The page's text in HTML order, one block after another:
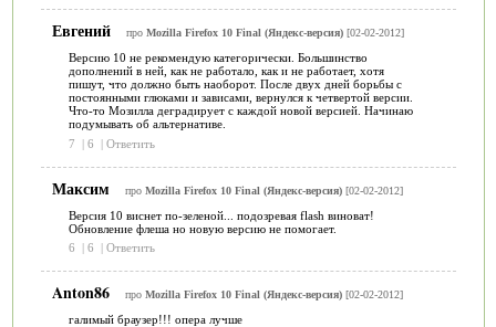
Евгений про Mozilla Firefox 10 Final (Яндекс-версия)[02-02-2012]
Версию 10 не рекомендую категорически. Большинство
дополнений в ней, как не работало, как и не работает, хотя
пишут, что должно быть наоборот. После двух дней борьбы с
постоянными глюками и зависами, вернулся к четвертой версии.
Что-то Мозилла деградирует с каждой новой версией. Начинаю
подумывать об альтернативе.
7
| 6 | Ответить
Максим про Mozilla Firefox 10 Final (Яндекс-версия)[02-02-2012]
Версия 10 виснет по-зеленой... подозревая flash виноват!
Обновление флеша но новую версию не помогает.
6
| 6 | Ответить
Anton86 про Mozilla Firefox 10 Final (Яндекс-версия)[02-02-2012]
галимый браузер!!! опера лучше